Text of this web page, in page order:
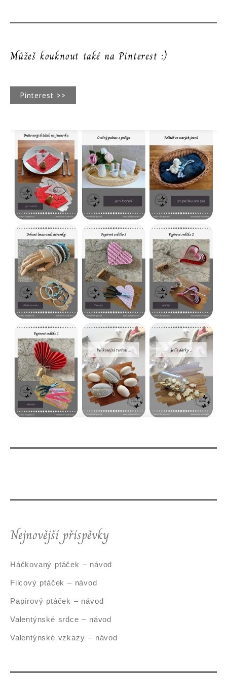
Můžeš kouknout také na Pinterest :)
Pinterest >>
Nejnovější příspěvky
Háčkovaný ptáček – návod
Filcový ptáček – návod
Papírový ptáček – návod
Valentýnské srdce – návod
Valentýnské vzkazy – návod